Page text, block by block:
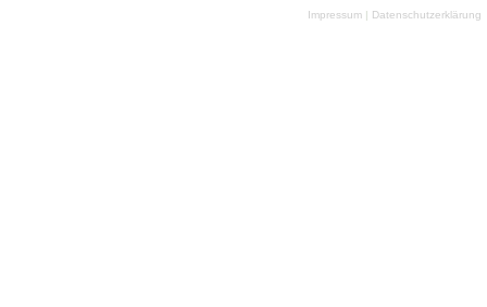
Impressum | Datenschutzerklärung